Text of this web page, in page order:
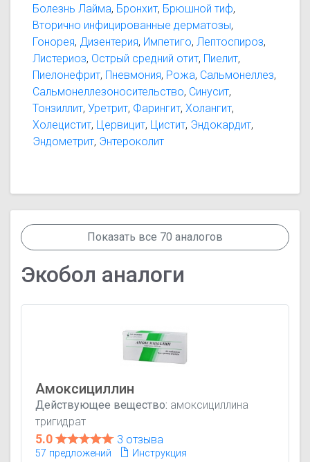
Болезнь Лайма, Бронхит, Брюшной тиф,
Вторично инфицированные дерматозы,
Гонорея, Дизентерия, Импетиго,Лептоспироз,
Листериоз, Острый средний отит, Пиелит,
Пиелонефрит, Пневмония, Рожа, Сальмонеллез,
Сальмонеллезоносительство, Синусит,
Тонзиллит,Уретрит, Фарингит,Холангит,
Холецистит, Цервицит, Цистит, Эндокардит,
Эндометрит, Энтероколит
Показать все 70 аналогов
Экобол аналоги
Амоксициллин
Действующее вещество: амоксициллина
тригидрат
5.0 3 отзыва
57 предложений Инструкция